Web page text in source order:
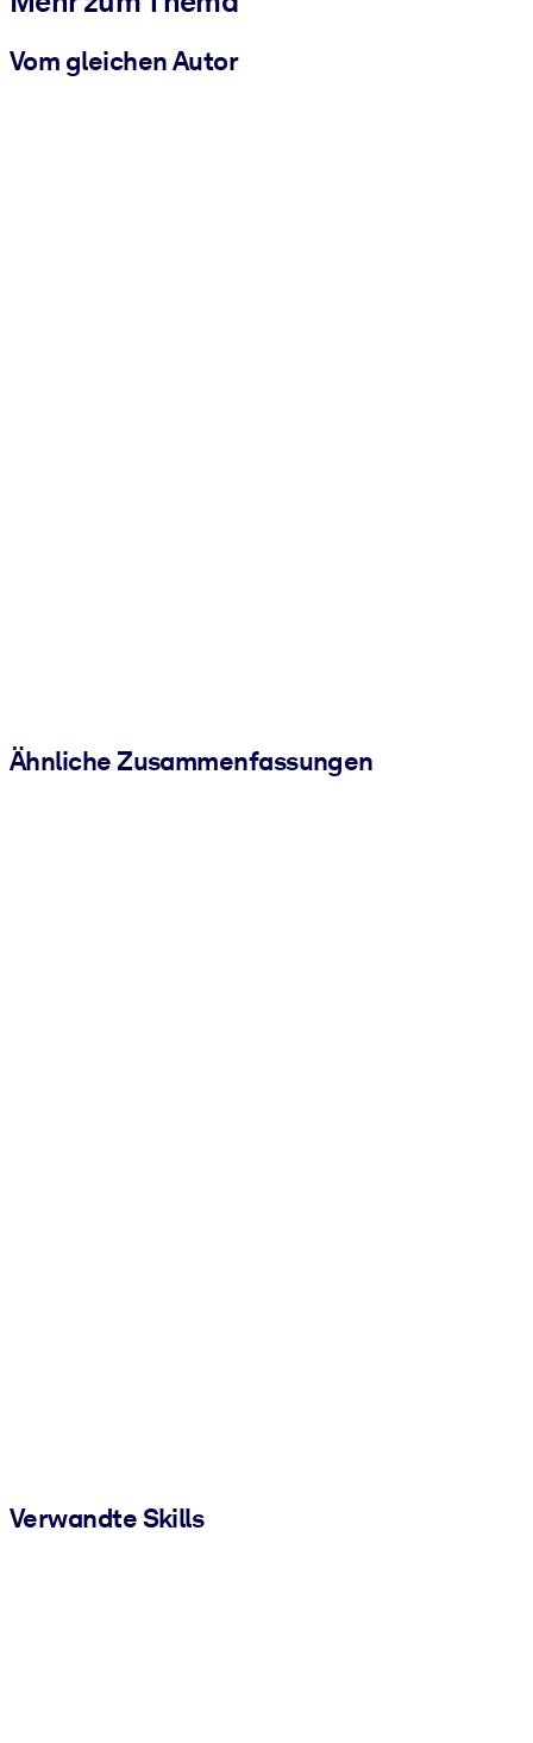
Vom gleichen Autor
Ähnliche Zusammenfassungen
Verwandte Skills